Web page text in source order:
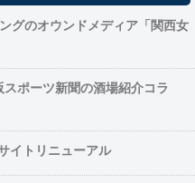
グのオウンドメディア「関西女
ポーツ新聞の酒場紹介コラ
イトリニューアル